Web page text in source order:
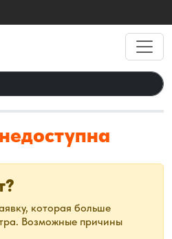
недоступна
которая больше
Возможные причины